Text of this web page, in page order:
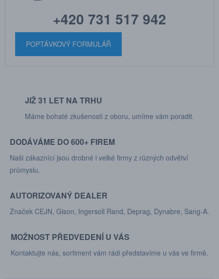
+420 731 517 942
POPTÁVKOVÝ FORMULÁŘ
JIŽ 31 LET NA TRHU
Máme bohaté zkušenosti z oboru, umíme vám poradit.
DODÁVÁME DO 600+ FIREM
Naši zákaznící jsou drobné i velké firmy z různých odvětví
průmyslu.
AUTORIZOVANÝ DEALER
Značek CEJN, Gison, Ingersoll Rand, Deprag, Dynabre, Sang-A.
MOŽNOST PŘEDVEDENÍ U VÁS
Kontaktujte nás, sortiment vám rádi představíme u vás ve firmě.